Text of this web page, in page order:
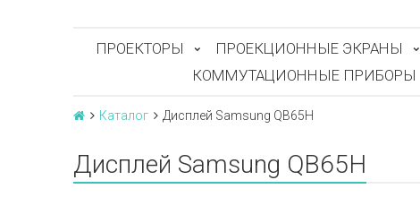
ПРОЕКТОРЫ ПРОЕКЦИОННЫЕ ЭКРАНЫ
КОММУТАЦИОННЫЕ ПРИБОРЫ
Каталог Дисплей Samsung QB65H
Дисплей Samsung QB65H